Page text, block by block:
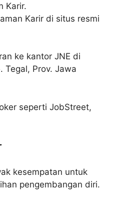
Karir.
Karir di situs resmi
ke kantor JNE di
Tegal, Prov. Jawa
seperti JobStreet,
kesempatan untuk
pengembangan diri.